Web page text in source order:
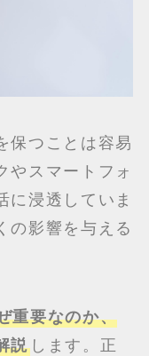
保つことは容易
やスマートフォ
に浸透していま
の影響を与える
重要なのか、
説 します。正